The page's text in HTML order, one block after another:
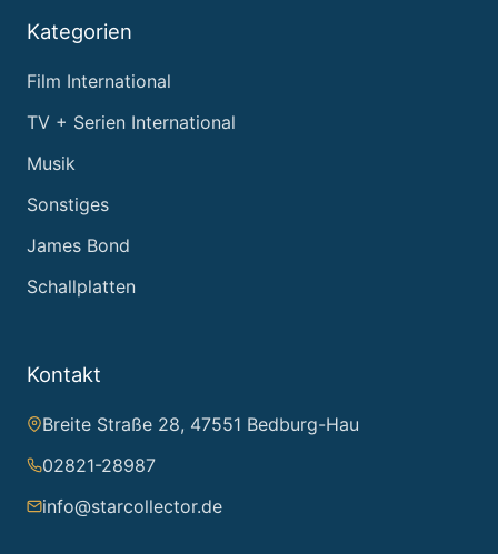
Kategorien
Film International
TV + Serien International
Musik
Sonstiges
James Bond
Schallplatten
Kontakt
Breite Straße 28, 47551 Bedburg-Hau
02821-28987
info@starcollector.de